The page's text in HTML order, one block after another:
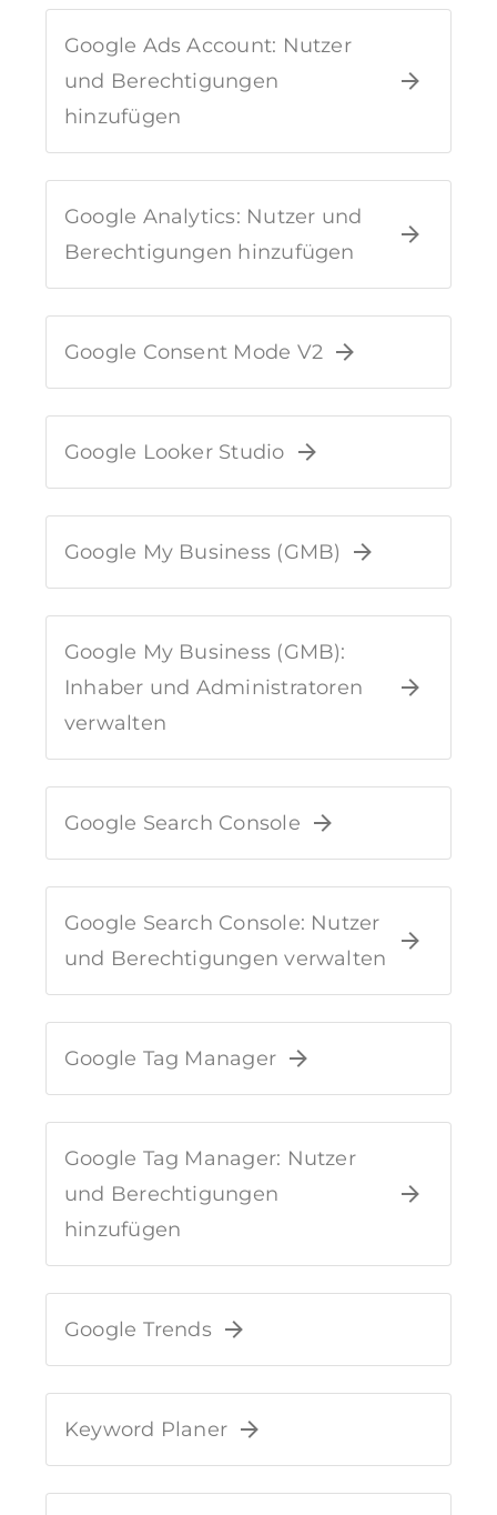
Google Ads Account: Nutzer
und Berechtigungen
hinzufügen
Google Analytics: Nutzer und
Berechtigungen hinzufügen
Google Consent Mode V2
Google Looker Studio
Google My Business (GMB)
Google My Business (GMB):
Inhaber und Administratoren
verwalten
Google Search Console
Google Search Console: Nutzer
und Berechtigungen verwalten
Google Tag Manager
Google Tag Manager: Nutzer
und Berechtigungen
hinzufügen
Google Trends
Keyword Planer